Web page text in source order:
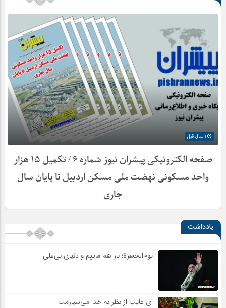
صفحه الکترونیکی پیشران نیوز شماره ۶ / تکمیل ۱۵ هزار
واحد مسکونی نهضت ملی مسکن اردبیل تا پایان سال
جاری
یادداشت
یوم‌الحسرة؛ باز هم ماییم و دنیای بی‌علی
ای غایب از نظر به خدا می‌سپارمت